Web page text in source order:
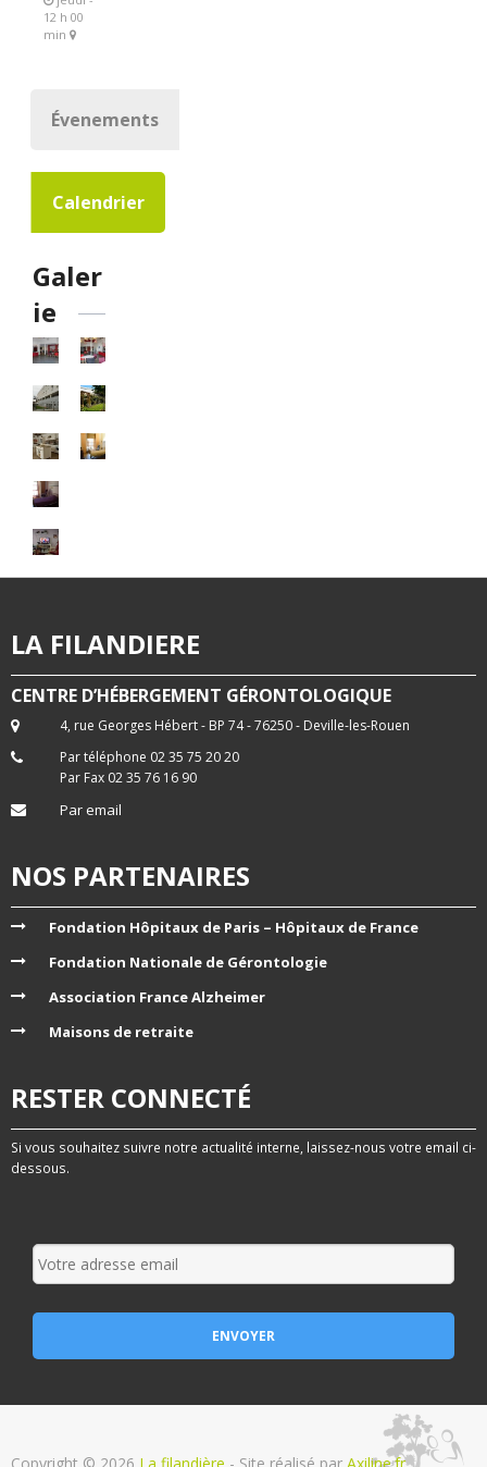
12 h 00
min
Évenements
Calendrier
Galer
ie
LA FILANDIERE
CENTRE D’HÉBERGEMENT GÉRONTOLOGIQUE
4, rue Georges Hébert - BP 74 - 76250 - Deville-les-Rouen
Par téléphone 02 35 75 20 20
Par Fax 02 35 76 16 90
Par email
NOS PARTENAIRES
Fondation Hôpitaux de Paris – Hôpitaux de France
Fondation Nationale de Gérontologie
Association France Alzheimer
Maisons de retraite
RESTER CONNECTÉ
Si vous souhaitez suivre notre actualité interne, laissez-nous votre email ci-
dessous.